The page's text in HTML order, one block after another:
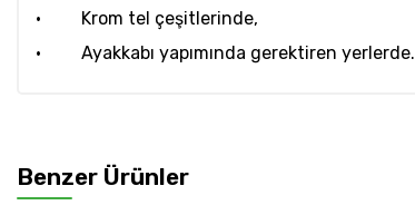
· Krom tel çeşitlerinde,
· Ayakkabı yapımında gerektiren yerlerde.
Benzer Ürünler